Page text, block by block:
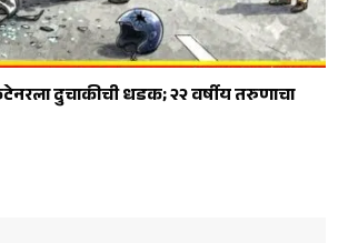
दुचाकीची धडक; २२ वर्षीय तरुणाचा